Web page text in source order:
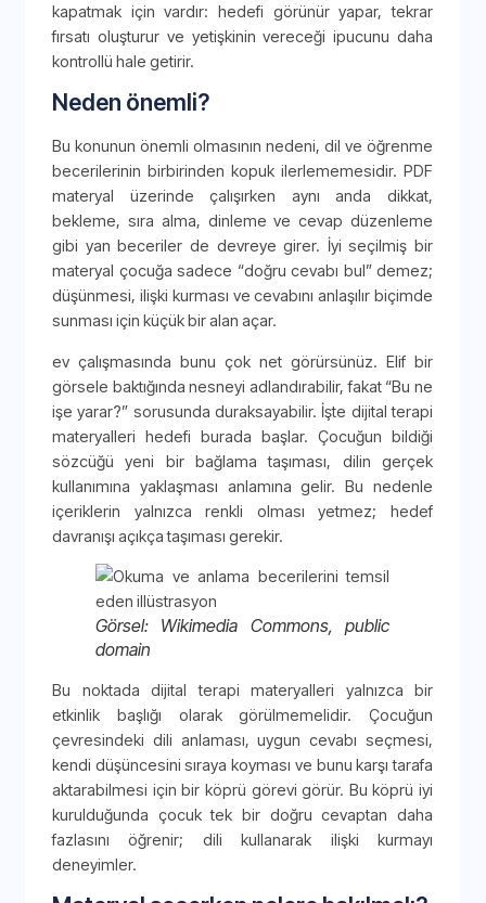
kapatmak için vardır: hedefi görünür yapar, tekrar
fırsatı oluşturur ve yetişkinin vereceği ipucunu daha
kontrollü hale getirir.
Neden önemli?
Bu konunun önemli olmasının nedeni, dil ve öğrenme
becerilerinin birbirinden kopuk ilerlememesidir. PDF
materyal üzerinde çalışırken aynı anda dikkat,
bekleme, sıra alma, dinleme ve cevap düzenleme
gibi yan beceriler de devreye girer. İyi seçilmiş bir
materyal çocuğa sadece “doğru cevabı bul” demez;
düşünmesi, ilişki kurması ve cevabını anlaşılır biçimde
sunması için küçük bir alan açar.
ev çalışmasında bunu çok net görürsünüz. Elif bir
görsele baktığında nesneyi adlandırabilir, fakat “Bu ne
işe yarar?” sorusunda duraksayabilir. İşte dijital terapi
materyalleri hedefi burada başlar. Çocuğun bildiği
sözcüğü yeni bir bağlama taşıması, dilin gerçek
kullanımına yaklaşması anlamına gelir. Bu nedenle
içeriklerin yalnızca renkli olması yetmez; hedef
davranışı açıkça taşıması gerekir.
Görsel: Wikimedia Commons, public
domain
Bu noktada dijital terapi materyalleri yalnızca bir
etkinlik başlığı olarak görülmemelidir. Çocuğun
çevresindeki dili anlaması, uygun cevabı seçmesi,
kendi düşüncesini sıraya koyması ve bunu karşı tarafa
aktarabilmesi için bir köprü görevi görür. Bu köprü iyi
kurulduğunda çocuk tek bir doğru cevaptan daha
fazlasını öğrenir; dili kullanarak ilişki kurmayı
deneyimler.